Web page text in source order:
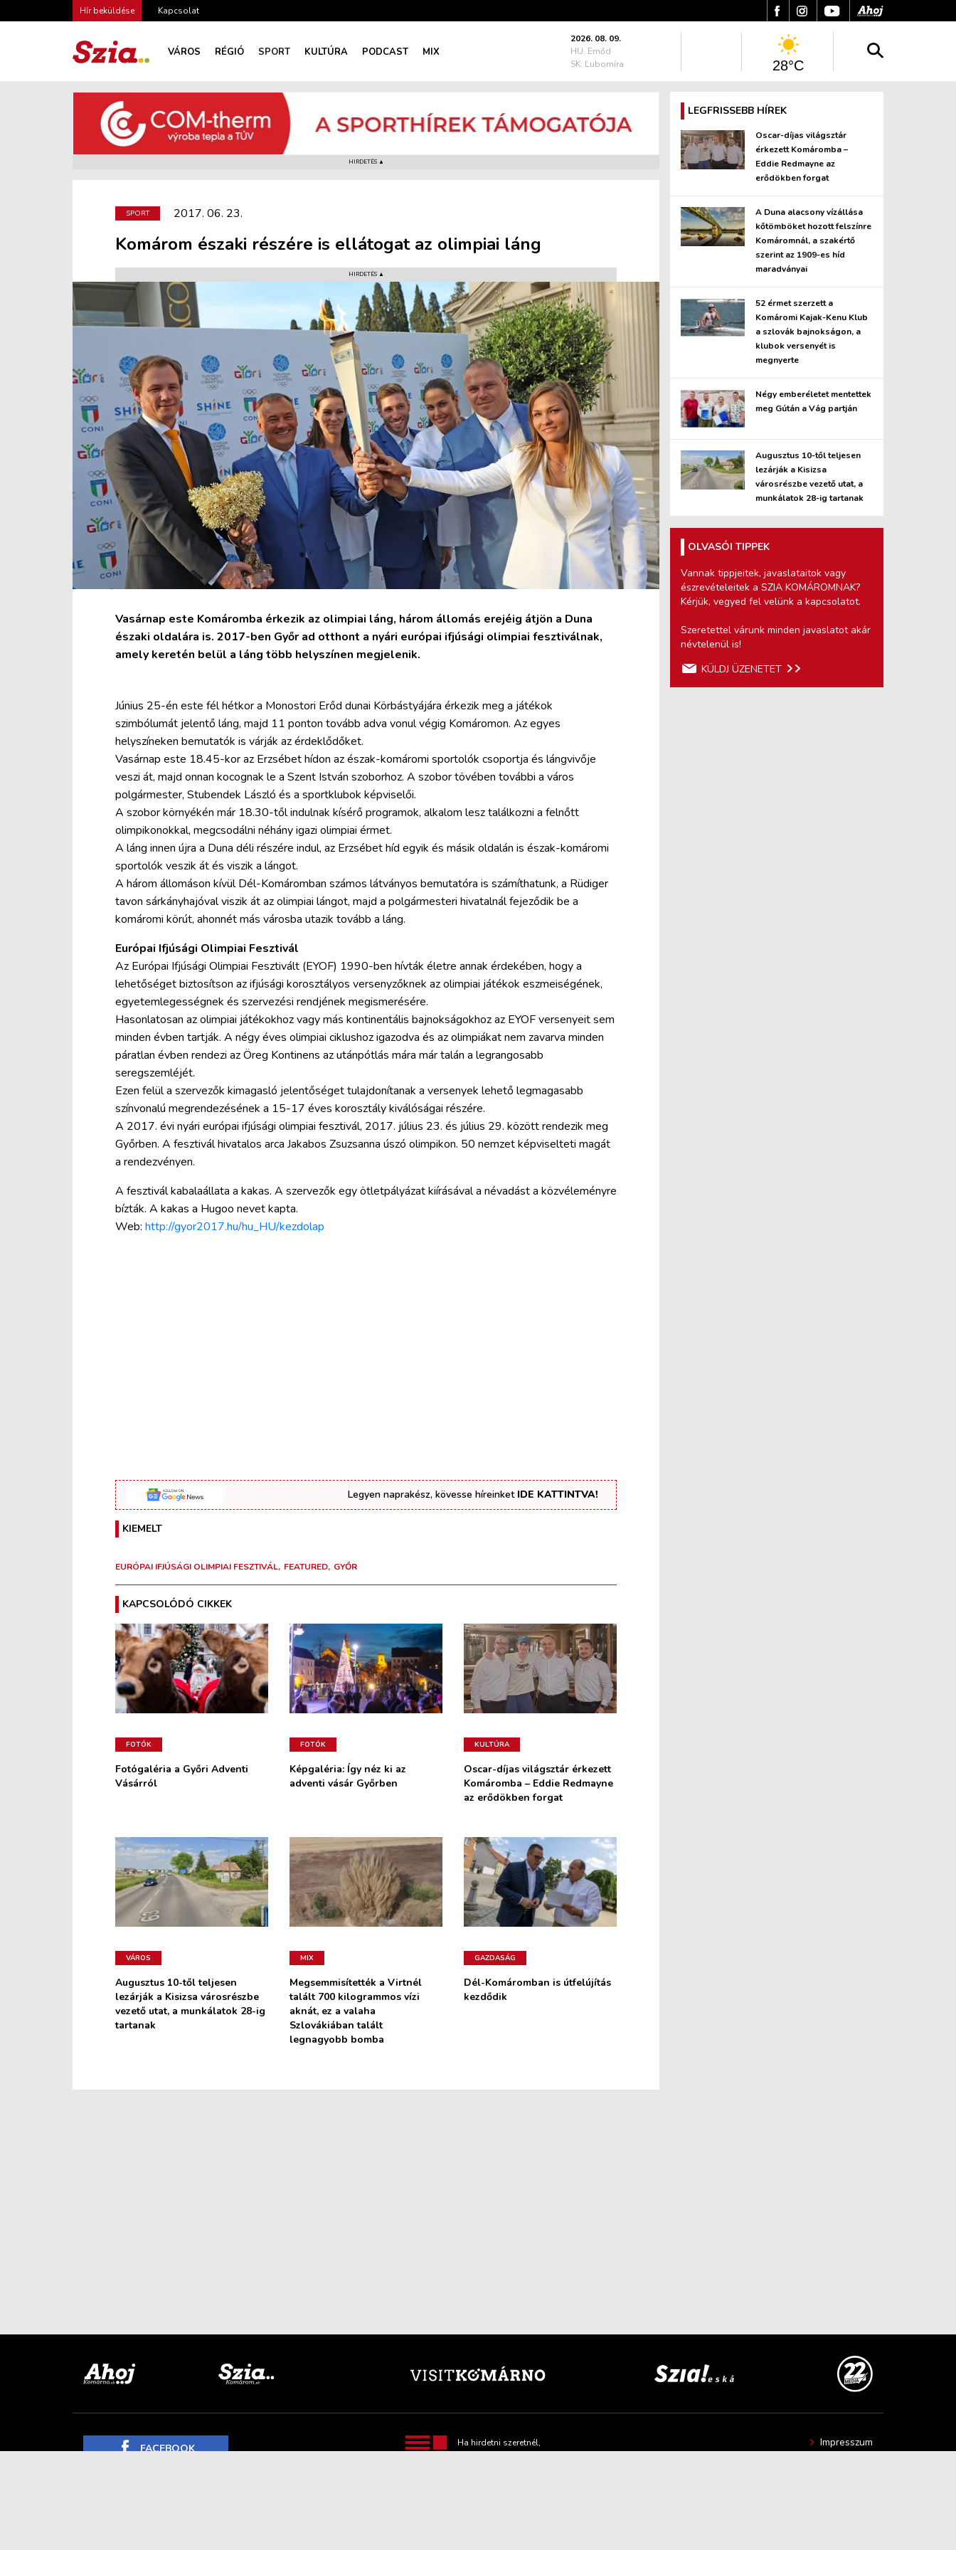
Hír beküldése Kapcsolat
VÁROS RÉGIÓ SPORT KULTÚRA PODCAST MIX
2026. 08. 09.
HU: Emőd
SK: Ľubomíra
28°C
HIRDETÉS ▲
SPORT 2017. 06. 23.
Komárom északi részére is ellátogat az olimpiai láng
HIRDETÉS ▲
Vasárnap este Komáromba érkezik az olimpiai láng, három állomás erejéig átjön a Duna
északi oldalára is. 2017-ben Győr ad otthont a nyári európai ifjúsági olimpiai fesztiválnak,
amely keretén belül a láng több helyszínen megjelenik.
Június 25-én este fél hétkor a Monostori Erőd dunai Körbástyájára érkezik meg a játékok
szimbólumát jelentő láng, majd 11 ponton tovább adva vonul végig Komáromon. Az egyes
helyszíneken bemutatók is várják az érdeklődőket.
Vasárnap este 18.45-kor az Erzsébet hídon az észak-komáromi sportolók csoportja és lángvivője
veszi át, majd onnan kocognak le a Szent István szoborhoz. A szobor tövében további a város
polgármester, Stubendek László és a sportklubok képviselői.
A szobor környékén már 18.30-től indulnak kísérő programok, alkalom lesz találkozni a felnőtt
olimpikonokkal, megcsodálni néhány igazi olimpiai érmet.
A láng innen újra a Duna déli részére indul, az Erzsébet híd egyik és másik oldalán is észak-komáromi
sportolók veszik át és viszik a lángot.
A három állomáson kívül Dél-Komáromban számos látványos bemutatóra is számíthatunk, a Rüdiger
tavon sárkányhajóval viszik át az olimpiai lángot, majd a polgármesteri hivatalnál fejeződik be a
komáromi körút, ahonnét más városba utazik tovább a láng.
Európai Ifjúsági Olimpiai Fesztivál
Az Európai Ifjúsági Olimpiai Fesztivált (EYOF) 1990-ben hívták életre annak érdekében, hogy a
lehetőséget biztosítson az ifjúsági korosztályos versenyzőknek az olimpiai játékok eszmeiségének,
egyetemlegességnek és szervezési rendjének megismerésére.
Hasonlatosan az olimpiai játékokhoz vagy más kontinentális bajnokságokhoz az EYOF versenyeit sem
minden évben tartják. A négy éves olimpiai ciklushoz igazodva és az olimpiákat nem zavarva minden
páratlan évben rendezi az Öreg Kontinens az utánpótlás mára már talán a legrangosabb
seregszemléjét.
Ezen felül a szervezők kimagasló jelentőséget tulajdonítanak a versenyek lehető legmagasabb
színvonalú megrendezésének a 15-17 éves korosztály kiválóságai részére.
A 2017. évi nyári európai ifjúsági olimpiai fesztivál, 2017. július 23. és július 29. között rendezik meg
Győrben. A fesztivál hivatalos arca Jakabos Zsuzsanna úszó olimpikon. 50 nemzet képviselteti magát
a rendezvényen.
A fesztivál kabalaállata a kakas. A szervezők egy ötletpályázat kiírásával a névadást a közvéleményre
bízták. A kakas a Hugoo nevet kapta.
Web: http://gyor2017.hu/hu_HU/kezdolap
Legyen naprakész, kövesse híreinket IDE KATTINTVA!
KIEMELT
EURÓPAI IFJÚSÁGI OLIMPIAI FESZTIVÁL FEATURED GYŐR
KAPCSOLÓDÓ CIKKEK
FOTÓK
Fotógaléria a Győri Adventi
Vásárról
FOTÓK
Képgaléria: Így néz ki az
adventi vásár Győrben
KULTÚRA
Oscar-díjas világsztár érkezett
Komáromba – Eddie Redmayne
az erődökben forgat
VÁROS
Augusztus 10-től teljesen
lezárják a Kisizsa városrészbe
vezető utat, a munkálatok 28-ig
tartanak
MIX
Megsemmisítették a Virtnél
talált 700 kilogrammos vízi
aknát, ez a valaha
Szlovákiában talált
legnagyobb bomba
GAZDASÁG
Dél-Komáromban is útfelújítás
kezdődik
LEGFRISSEBB HÍREK
Oscar-díjas világsztár
érkezett Komáromba –
Eddie Redmayne az
erődökben forgat
A Duna alacsony vízállása
kőtömböket hozott felszínre
Komáromnál, a szakértő
szerint az 1909-es híd
maradványai
52 érmet szerzett a
Komáromi Kajak-Kenu Klub
a szlovák bajnokságon, a
klubok versenyét is
megnyerte
Négy emberéletet mentettek
meg Gútán a Vág partján
Augusztus 10-től teljesen
lezárják a Kisizsa
városrészbe vezető utat, a
munkálatok 28-ig tartanak
OLVASÓI TIPPEK
Vannak tippjeitek, javaslataitok vagy
észrevételeitek a SZIA KOMÁROMNAK?
Kérjük, vegyed fel velünk a kapcsolatot.
Szeretettel várunk minden javaslatot akár
névtelenül is!
KÜLDJ ÜZENETET
FACEBOOK
Ha hirdetni szeretnél,
Impresszum